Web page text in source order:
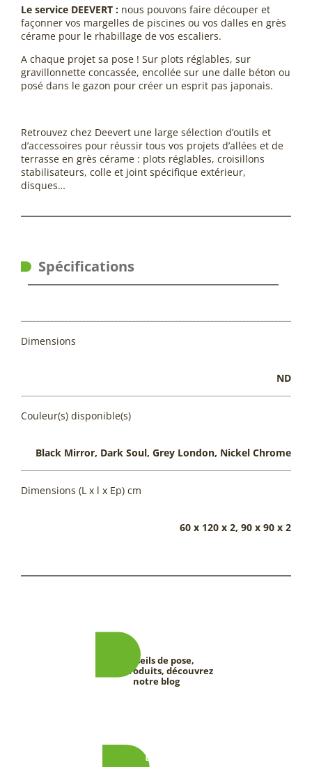
Le service DEEVERT : nous pouvons faire découper et
façonner vos margelles de piscines ou vos dalles en grès
cérame pour le rhabillage de vos escaliers.
A chaque projet sa pose ! Sur plots réglables, sur
gravillonnette concassée, encollée sur une dalle béton ou
posé dans le gazon pour créer un esprit pas japonais.
Retrouvez chez Deevert une large sélection d’outils et
d’accessoires pour réussir tous vos projets d’allées et de
terrasse en grès cérame : plots réglables, croisillons
stabilisateurs, colle et joint spécifique extérieur,
disques…
Spécifications
Dimensions
ND
Couleur(s) disponible(s)
Black Mirror, Dark Soul, Grey London, Nickel Chrome
Dimensions (L x l x Ep) cm
60 x 120 x 2, 90 x 90 x 2
Conseils de pose,
tests produits, découvrez
notre blog